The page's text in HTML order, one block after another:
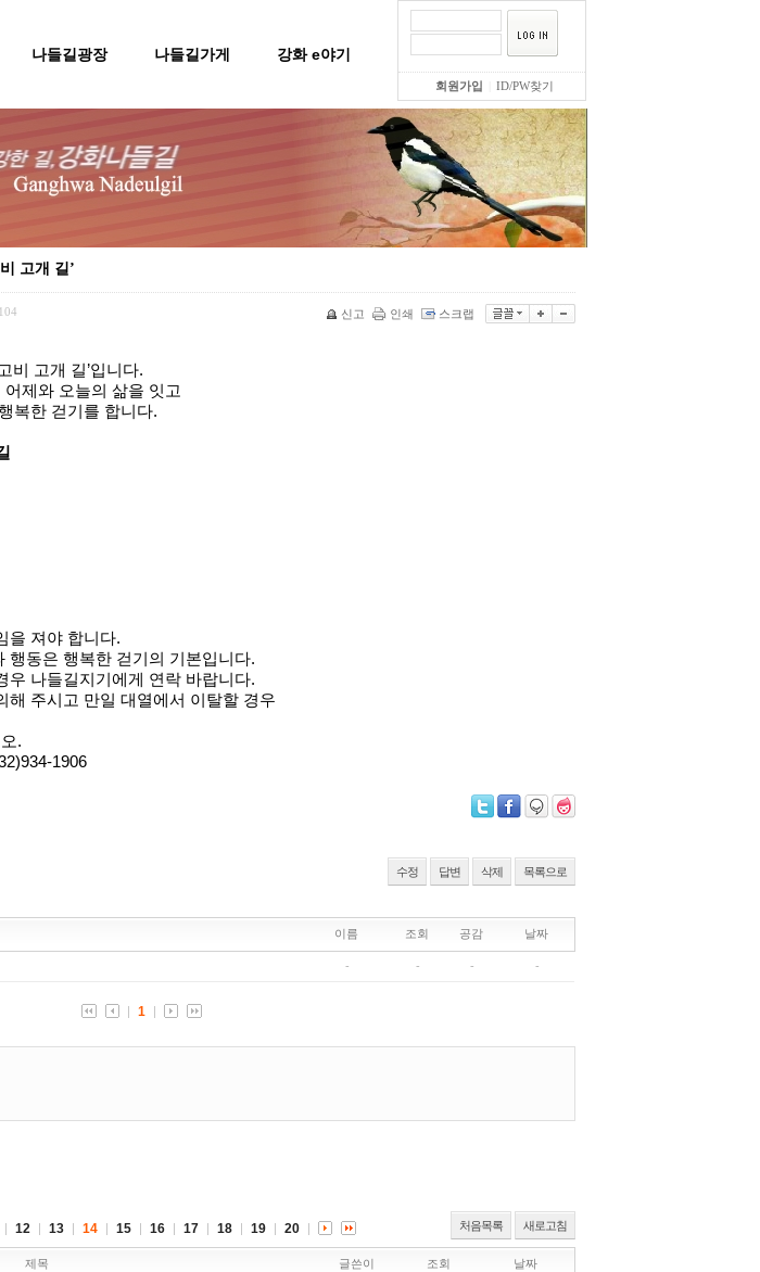
나들길광장 나들길가게 강화 e야기
회원가입 ID/PW찾기
고개 길’
신고 인쇄 스크랩
비 고개 길’입니다.
제와 오늘의 삶을 잇고
복한 걷기를 합니다.
을 져야 합니다.
동은 행복한 걷기의 기본입니다.
나들길지기에게 연락 바랍니다.
주시고 만일 대열에서 이탈할 경우
.
1906
수정 답변 삭제 목록으로
처음목록 새로고침
12 13 14 15 16 17 18 19 20
제목 글쓴이 조회 날짜